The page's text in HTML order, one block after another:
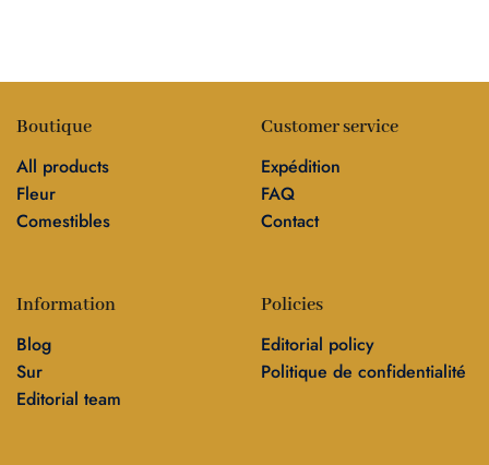
Boutique
All products
Fleur
Comestibles
Customer service
Expédition
FAQ
Contact
Information
Blog
Sur
Editorial team
Policies
Editorial policy
Politique de confidentialité